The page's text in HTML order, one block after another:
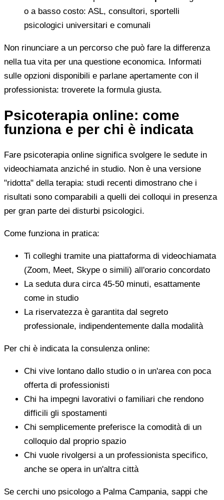
o a basso costo: ASL, consultori, sportelli
psicologici universitari e comunali
Non rinunciare a un percorso che può fare la differenza
nella tua vita per una questione economica. Informati
sulle opzioni disponibili e parlane apertamente con il
professionista: troverete la formula giusta.
Psicoterapia online: come
funziona e per chi è indicata
Fare psicoterapia online significa svolgere le sedute in
videochiamata anziché in studio. Non è una versione
"ridotta" della terapia: studi recenti dimostrano che i
risultati sono comparabili a quelli dei colloqui in presenza
per gran parte dei disturbi psicologici.
Come funziona in pratica:
Ti colleghi tramite una piattaforma di videochiamata
(Zoom, Meet, Skype o simili) all'orario concordato
La seduta dura circa 45-50 minuti, esattamente
come in studio
La riservatezza è garantita dal segreto
professionale, indipendentemente dalla modalità
Per chi è indicata la consulenza online:
Chi vive lontano dallo studio o in un'area con poca
offerta di professionisti
Chi ha impegni lavorativi o familiari che rendono
difficili gli spostamenti
Chi semplicemente preferisce la comodità di un
colloquio dal proprio spazio
Chi vuole rivolgersi a un professionista specifico,
anche se opera in un'altra città
Se cerchi uno psicologo a Palma Campania, sappi che